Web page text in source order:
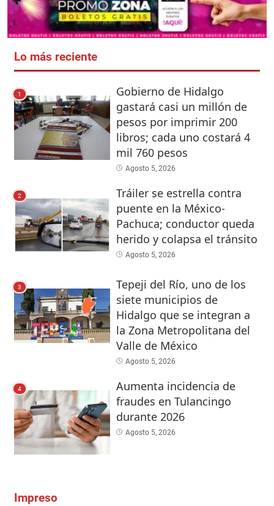
Lo más reciente
1
Gobierno de Hidalgo
gastará casi un millón de
pesos por imprimir 200
libros; cada uno costará 4
mil 760 pesos
Agosto 5, 2026
2
Tráiler se estrella contra
puente en la México-
Pachuca; conductor queda
herido y colapsa el tránsito
Agosto 5, 2026
3
Tepeji del Río, uno de los
siete municipios de
Hidalgo que se integran a
la Zona Metropolitana del
Valle de México
Agosto 5, 2026
4
Aumenta incidencia de
fraudes en Tulancingo
durante 2026
Agosto 5, 2026
Impreso